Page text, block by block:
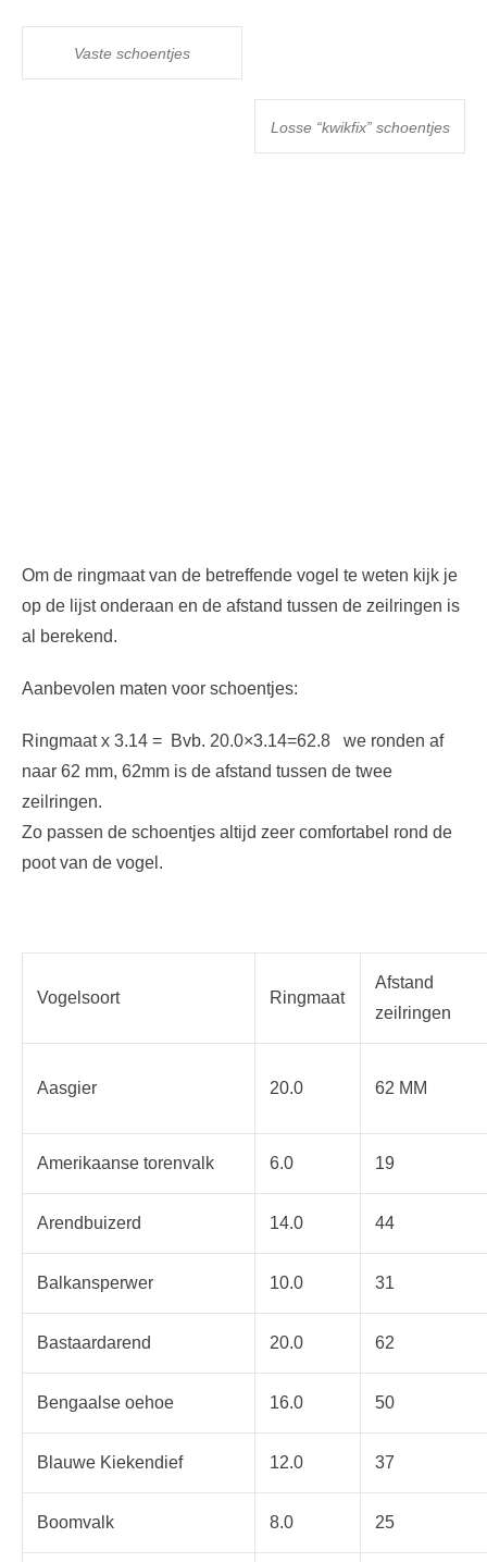
Vaste schoentjes
Losse “kwikfix” schoentjes
Om de ringmaat van de betreffende vogel te weten kijk je
op de lijst onderaan en de afstand tussen de zeilringen is
al berekend.
Aanbevolen maten voor schoentjes:
Ringmaat x 3.14 = Bvb. 20.0×3.14=62.8 we ronden af
naar 62 mm, 62mm is de afstand tussen de twee
zeilringen.
Zo passen de schoentjes altijd zeer comfortabel rond de
poot van de vogel.
Vogelsoort Ringmaat
Afstand
zeilringen
Aasgier 20.0 62 MM
Amerikaanse torenvalk 6.0 19
Arendbuizerd 14.0 44
Balkansperwer 10.0 31
Bastaardarend 20.0 62
Bengaalse oehoe 16.0 50
Blauwe Kiekendief 12.0 37
Boomvalk 8.0 25